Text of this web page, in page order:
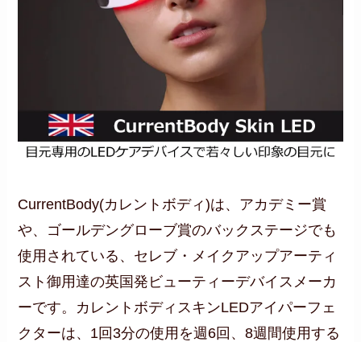
CurrentBody(カレントボディ)は、アカデミー賞
や、ゴールデングローブ賞のバックステージでも
使用されている、セレブ・メイクアップアーティ
スト御用達の英国発ビューティーデバイスメーカ
ーです。カレントボディスキンLEDアイパーフェ
クターは、1回3分の使用を週6回、8週間使用する